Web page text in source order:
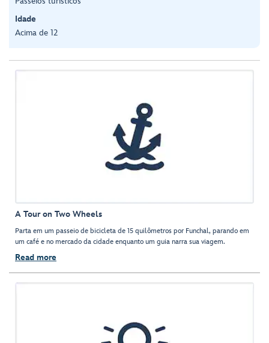
Idade
Acima de 12
A Tour on Two Wheels
Parta em um passeio de bicicleta de 15 quilômetros por Funchal, parando em
um café e no mercado da cidade enquanto um guia narra sua viagem.
Read more